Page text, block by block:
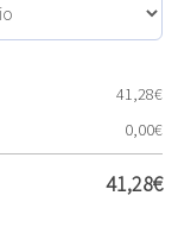
41,28€
0,00€
41,28€